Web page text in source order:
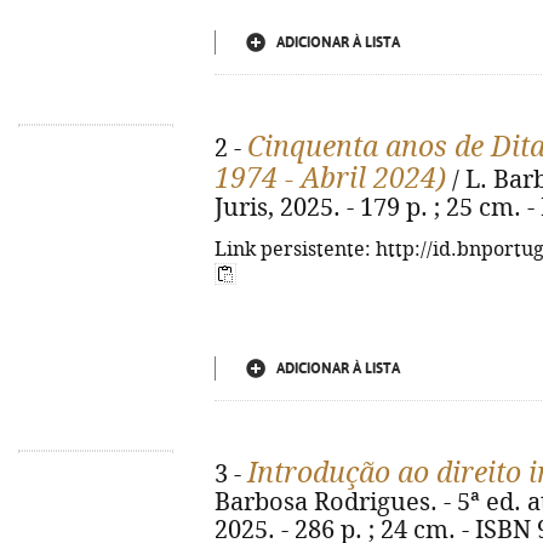
ADICIONAR À LISTA
2 - Cinquenta anos de
1974 - Abril 2024) / L.
Juris, 2025. - 179 p. ; 25 cm. -
Link persistente: http://
ADICIONAR À LISTA
3 -Introdução ao direito
Barbosa Rodrigues. - 5ª ed.
2025. - 286 p. ; 24 cm. - ISBN